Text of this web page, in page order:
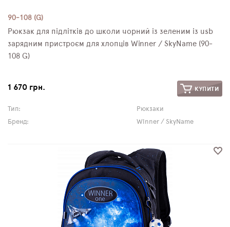
90-108 (G)
Рюкзак для підлітків до школи чорний із зеленим із usb
зарядним пристроєм для хлопців Winner / SkyName (90-
108 G)
1 670 грн. КУПИТИ
Тип:
Рюкзаки
Бренд:
Winner / SkyName